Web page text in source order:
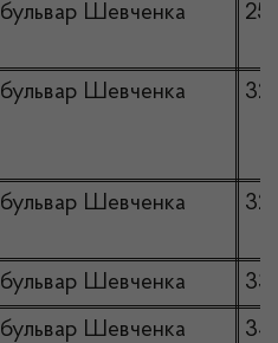
бульвар Шевченка
бульвар Шевченка
бульвар Шевченка
бульвар Шевченка
бульвар Шевченка